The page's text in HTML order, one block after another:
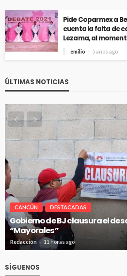
Pide Coparmex a
cuenta la falta de
Lezama, al
emilio 5 años ago
ÚLTIMAS NOTICIAS
29
CANCÚN DESTACADAS
Pablo Bustamante
Hospital General de
Redacción 11 horas ago
SÍGUENOS